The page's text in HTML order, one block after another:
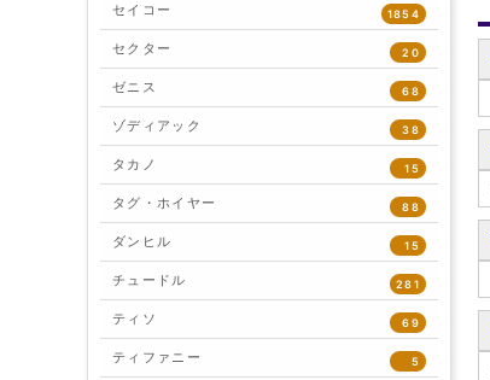
セイコー 1854
セクター 20
ゼニス 68
ゾディアック 38
タカノ 15
タグ・ホイヤー 88
ダンヒル 15
チュードル 281
ティソ 69
ティファニー 5